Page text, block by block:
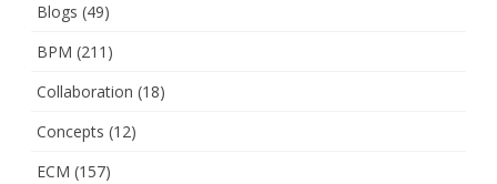
Blogs (49)
BPM (211)
Collaboration (18)
Concepts (12)
ECM (157)